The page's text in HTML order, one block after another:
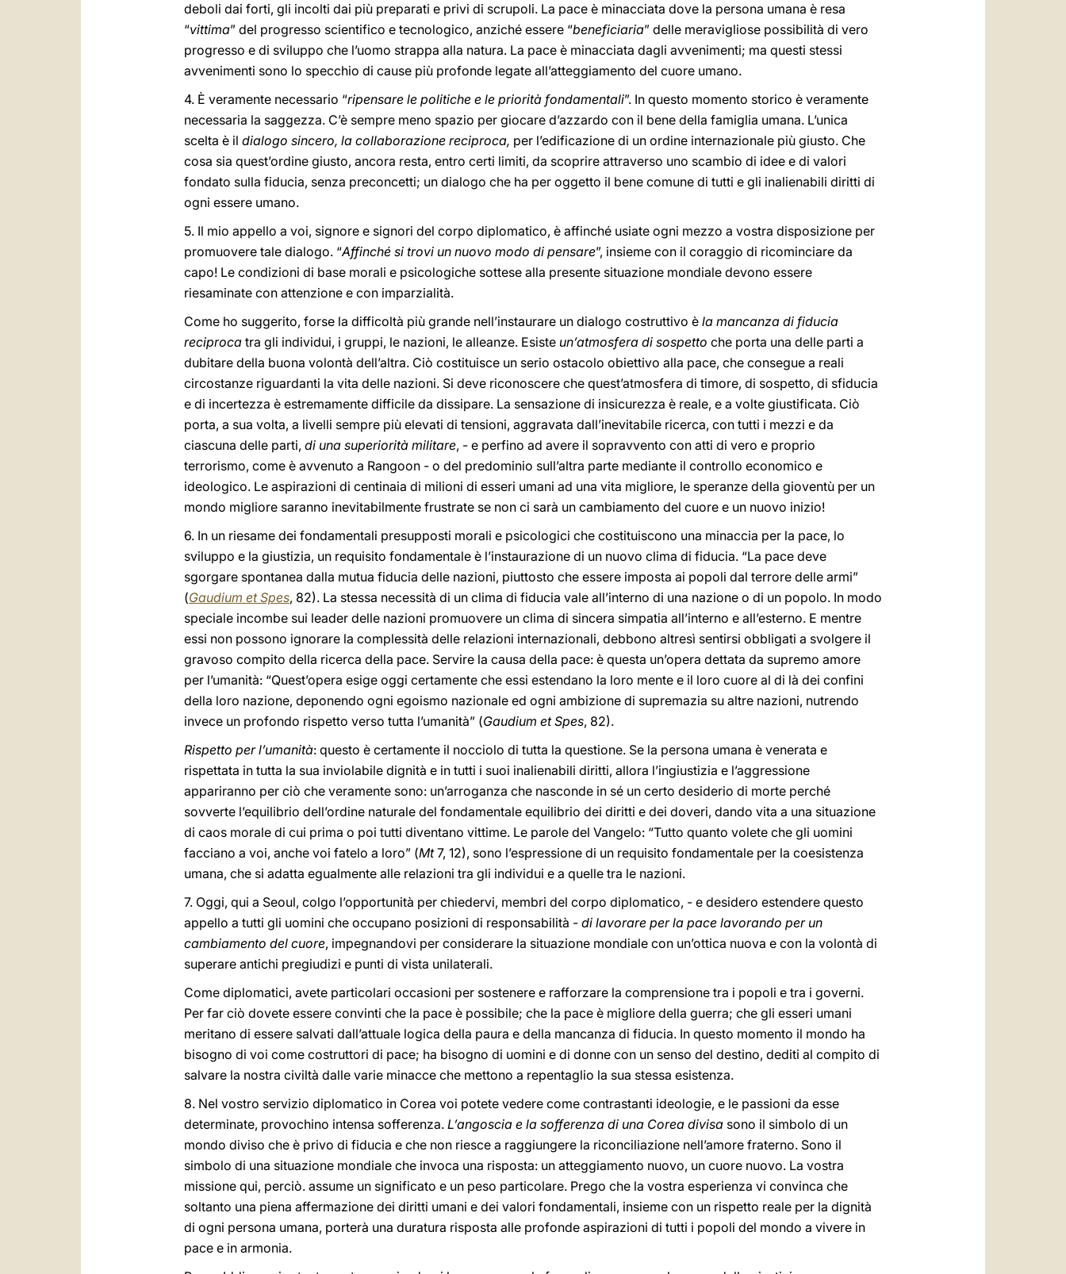
deboli dai forti, gli incolti dai più preparati e privi di scrupoli. La pace è minacciata dove la persona umana è resa
“vittima” del progresso scientifico e tecnologico, anziché essere “beneficiaria” delle meravigliose possibilità di vero
progresso e di sviluppo che l’uomo strappa alla natura. La pace è minacciata dagli avvenimenti; ma questi stessi
avvenimenti sono lo specchio di cause più profonde legate all’atteggiamento del cuore umano.
4. È veramente necessario “ripensare le politiche e le priorità fondamentali”. In questo momento storico è veramente
necessaria la saggezza. C’è sempre meno spazio per giocare d’azzardo con il bene della famiglia umana. L’unica
scelta è il dialogo sincero, la collaborazione reciproca, per l’edificazione di un ordine internazionale più giusto. Che
cosa sia quest’ordine giusto, ancora resta, entro certi limiti, da scoprire attraverso uno scambio di idee e di valori
fondato sulla fiducia, senza preconcetti; un dialogo che ha per oggetto il bene comune di tutti e gli inalienabili diritti di
ogni essere umano.
5. Il mio appello a voi, signore e signori del corpo diplomatico, è affinché usiate ogni mezzo a vostra disposizione per
promuovere tale dialogo. “Affinché si trovi un nuovo modo di pensare”, insieme con il coraggio di ricominciare da
capo! Le condizioni di base morali e psicologiche sottese alla presente situazione mondiale devono essere
riesaminate con attenzione e con imparzialità.
Come ho suggerito, forse la difficoltà più grande nell’instaurare un dialogo costruttivo è la mancanza di fiducia
reciproca tra gli individui, i gruppi, le nazioni, le alleanze. Esiste un’atmosfera di sospetto che porta una delle parti a
dubitare della buona volontà dell’altra. Ciò costituisce un serio ostacolo obiettivo alla pace, che consegue a reali
circostanze riguardanti la vita delle nazioni. Si deve riconoscere che quest’atmosfera di timore, di sospetto, di sfiducia
e di incertezza è estremamente difficile da dissipare. La sensazione di insicurezza è reale, e a volte giustificata. Ciò
porta, a sua volta, a livelli sempre più elevati di tensioni, aggravata dall’inevitabile ricerca, con tutti i mezzi e da
ciascuna delle parti, di una superiorità militare, - e perfino ad avere il sopravvento con atti di vero e proprio
terrorismo, come è avvenuto a Rangoon - o del predominio sull’altra parte mediante il controllo economico e
ideologico. Le aspirazioni di centinaia di milioni di esseri umani ad una vita migliore, le speranze della gioventù per un
mondo migliore saranno inevitabilmente frustrate se non ci sarà un cambiamento del cuore e un nuovo inizio!
6. In un riesame dei fondamentali presupposti morali e psicologici che costituiscono una minaccia per la pace, lo
sviluppo e la giustizia, un requisito fondamentale è l’instaurazione di un nuovo clima di fiducia. “La pace deve
sgorgare spontanea dalla mutua fiducia delle nazioni, piuttosto che essere imposta ai popoli dal terrore delle armi”
(Gaudium et Spes, 82). La stessa necessità di un clima di fiducia vale all’interno di una nazione o di un popolo. In modo
speciale incombe sui leader delle nazioni promuovere un clima di sincera simpatia all’interno e all’esterno. E mentre
essi non possono ignorare la complessità delle relazioni internazionali, debbono altresì sentirsi obbligati a svolgere il
gravoso compito della ricerca della pace. Servire la causa della pace: è questa un’opera dettata da supremo amore
per l’umanità: “Quest’opera esige oggi certamente che essi estendano la loro mente e il loro cuore al di là dei confini
della loro nazione, deponendo ogni egoismo nazionale ed ogni ambizione di supremazia su altre nazioni, nutrendo
invece un profondo rispetto verso tutta l’umanità” (Gaudium et Spes, 82).
Rispetto per l’umanità: questo è certamente il nocciolo di tutta la questione. Se la persona umana è venerata e
rispettata in tutta la sua inviolabile dignità e in tutti i suoi inalienabili diritti, allora l’ingiustizia e l’aggressione
appariranno per ciò che veramente sono: un’arroganza che nasconde in sé un certo desiderio di morte perché
sovverte l’equilibrio dell’ordine naturale del fondamentale equilibrio dei diritti e dei doveri, dando vita a una situazione
di caos morale di cui prima o poi tutti diventano vittime. Le parole del Vangelo: “Tutto quanto volete che gli uomini
facciano a voi, anche voi fatelo a loro” (Mt7, 12), sono l’espressione di un requisito fondamentale per la coesistenza
umana, che si adatta egualmente alle relazioni tra gli individui e a quelle tra le nazioni.
7. Oggi, qui a Seoul, colgo l’opportunità per chiedervi, membri del corpo diplomatico, - e desidero estendere questo
appello a tutti gli uomini che occupano posizioni di responsabilità - di lavorare per la pace lavorando per un
cambiamento del cuore, impegnandovi per considerare la situazione mondiale con un’ottica nuova e con la volontà di
superare antichi pregiudizi e punti di vista unilaterali.
Come diplomatici, avete particolari occasioni per sostenere e rafforzare la comprensione tra i popoli e tra i governi.
Per far ciò dovete essere convinti che la pace è possibile; che la pace è migliore della guerra; che gli esseri umani
meritano di essere salvati dall’attuale logica della paura e della mancanza di fiducia. In questo momento il mondo ha
bisogno di voi come costruttori di pace; ha bisogno di uomini e di donne con un senso del destino, dediti al compito di
salvare la nostra civiltà dalle varie minacce che mettono a repentaglio la sua stessa esistenza.
8. Nel vostro servizio diplomatico in Corea voi potete vedere come contrastanti ideologie, e le passioni da esse
determinate, provochino intensa sofferenza. L’angoscia e la sofferenza di una Corea divisa sono il simbolo di un
mondo diviso che è privo di fiducia e che non riesce a raggiungere la riconciliazione nell’amore fraterno. Sono il
simbolo di una situazione mondiale che invoca una risposta: un atteggiamento nuovo, un cuore nuovo. La vostra
missione qui, perciò. assume un significato e un peso particolare. Prego che la vostra esperienza vi convinca che
soltanto una piena affermazione dei diritti umani e dei valori fondamentali, insieme con un rispetto reale per la dignità
di ogni persona umana, porterà una duratura risposta alle profonde aspirazioni di tutti i popoli del mondo a vivere in
pace e in armonia.